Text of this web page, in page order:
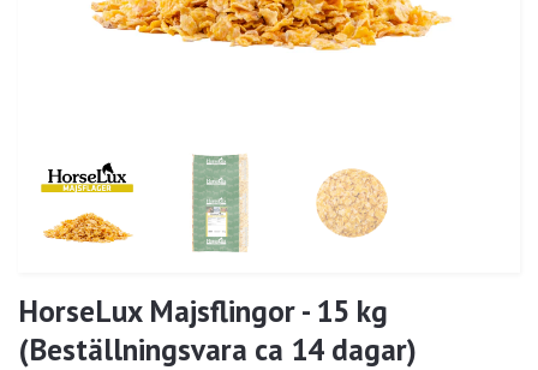
HorseLux Majsflingor - 15 kg
(Beställningsvara ca 14 dagar)